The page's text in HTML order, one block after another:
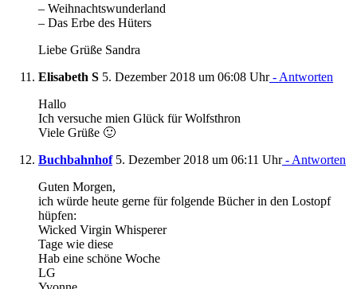
– Weihnachtswunderland
– Das Erbe des Hüters
Liebe Grüße Sandra
Elisabeth S 5. Dezember 2018 um 06:08 Uhr- Antworten
Hallo
Ich versuche mien Glück für Wolfsthron
Viele Grüße 🙂
Buchbahnhof5. Dezember 2018 um 06:11 Uhr- Antworten
Guten Morgen,
ich würde heute gerne für folgende Bücher in den Lostopf
hüpfen:
Wicked Virgin Whisperer
Tage wie diese
Hab eine schöne Woche
LG